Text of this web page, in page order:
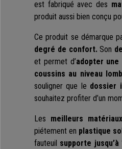
est fabriqué avec des
produit aussi bien conçu
Ce produit se démarque
degré de confort. Son
et permet d’adopter
coussins au niveau
souligner que le dossier
souhaitez profiter d’un
Les meilleurs
piétement en plastique
fauteuil supporte jusqu’à